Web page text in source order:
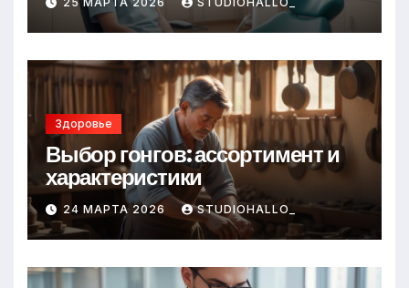
Здоровье
Выбор гонгов: ассортимент и
характеристики
24 МАРТА 2026 STUDIOHALLO_